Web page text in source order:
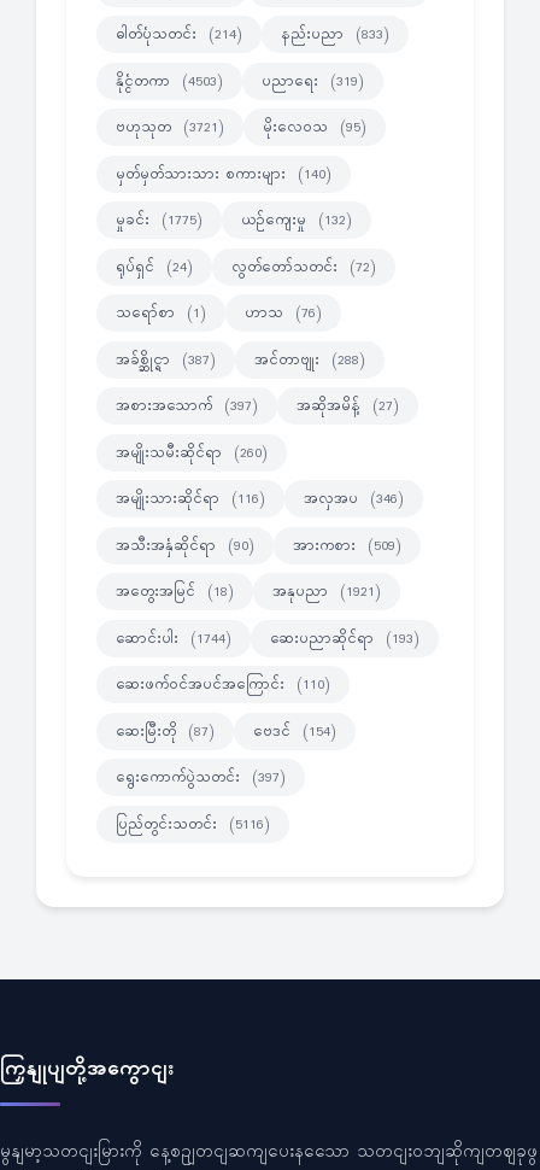
ဓါတ်ပုံသတင်း (214) နည်းပညာ (833)
နိုင္ငံတကာ (4503) ပညာရေး (319)
ဗဟုသုတ (3721) မိုးလေဝသ (95)
မှတ်မှတ်သားသား စကားများ (140)
မှုခင်း (1775) ယဉ်ကျေးမှု (132)
ရုပ်ရှင် (24) လွတ်တော်သတင်း (72)
သရော်စာ (1) ဟာသ (76)
အခ်စ္ဆိုင္ရာ (387) အင်တာဗျုး (288)
အစားအသောက် (397) အဆိုအမိန့် (27)
အမျိုးသမီးဆိုင်ရာ (260)
အမျိုးသားဆိုင်ရာ (116) အလှအပ (346)
အသီးအနှံဆိုင်ရာ (90) အားကစား (509)
အတွေးအမြင် (18) အနုပညာ (1921)
ဆောင်းပါး (1744) ဆေးပညာဆိုင်ရာ (193)
ဆေးဖက်ဝင်အပင်အကြောင်း (110)
ဆေးမြီးတို (87) ဗေဒင် (154)
ရွေးကောက်ပွဲသတင်း (397)
ပြည်တွင်းသတင်း (5116)
ကြှနျုပျတို့အကွောငျး
မွနျမာ့သတငျးမြားကို နေ့စဥျတငျဆကျပေးနသေော သတငျးဝဘျဆိုကျတဈခုဖွ